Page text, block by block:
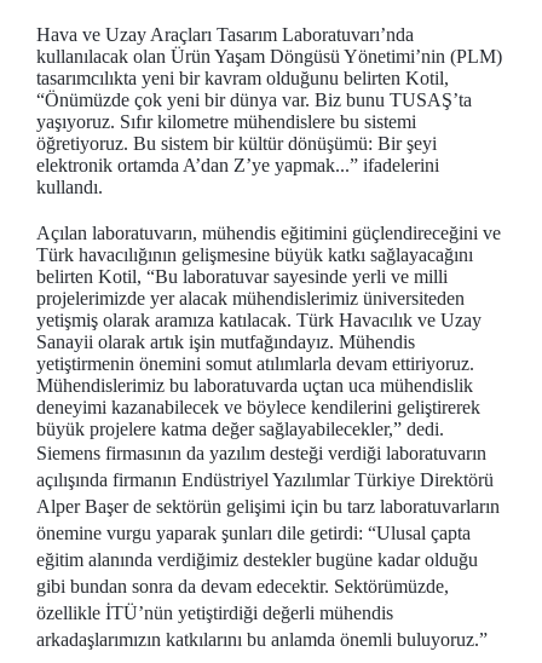
Hava ve Uzay Araçları Tasarım Laboratuvarı’nda
kullanılacak olan Ürün Yaşam Döngüsü Yönetimi’nin (PLM)
tasarımcılıkta yeni bir kavram olduğunu belirten Kotil,
“Önümüzde çok yeni bir dünya var. Biz bunu TUSAŞ’ta
yaşıyoruz. Sıfır kilometre mühendislere bu sistemi
öğretiyoruz. Bu sistem bir kültür dönüşümü: Bir şeyi
elektronik ortamda A’dan Z’ye yapmak...” ifadelerini
kullandı.
Açılan laboratuvarın, mühendis eğitimini güçlendireceğini ve
Türk havacılığının gelişmesine büyük katkı sağlayacağını
belirten Kotil, “Bu laboratuvar sayesinde yerli ve milli
projelerimizde yer alacak mühendislerimiz üniversiteden
yetişmiş olarak aramıza katılacak. Türk Havacılık ve Uzay
Sanayii olarak artık işin mutfağındayız. Mühendis
yetiştirmenin önemini somut atılımlarla devam ettiriyoruz.
Mühendislerimiz bu laboratuvarda uçtan uca mühendislik
deneyimi kazanabilecek ve böylece kendilerini geliştirerek
büyük projelere katma değer sağlayabilecekler,” dedi.
Siemens firmasının da yazılım desteği verdiği laboratuvarın
açılışında firmanın Endüstriyel Yazılımlar Türkiye Direktörü
Alper Başer de sektörün gelişimi için bu tarz laboratuvarların
önemine vurgu yaparak şunları dile getirdi: “Ulusal çapta
eğitim alanında verdiğimiz destekler bugüne kadar olduğu
gibi bundan sonra da devam edecektir. Sektörümüzde,
özellikle İTÜ’nün yetiştirdiği değerli mühendis
arkadaşlarımızın katkılarını bu anlamda önemli buluyoruz.”